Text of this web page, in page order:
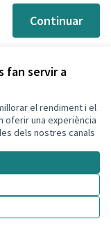
fan servir a
el rendiment i el
oferir una experiència
dels nostres canals
Continuar
Amb
(Enllaç